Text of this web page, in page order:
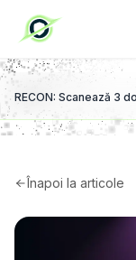
RECON: Scanează 3
Înapoi la articole